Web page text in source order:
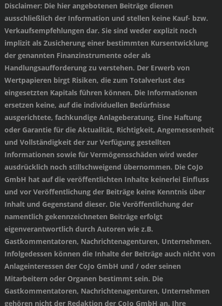
Disclaimer: Die hier angebotenen Beiträge dienen
ausschließlich der Information und stellen keine Kauf- bzw.
Verkaufsempfehlungen dar. Sie sind weder explizit noch
implizit als Zusicherung einer bestimmten Kursentwicklung
der genannten Finanzinstrumente oder als
Handlungsaufforderung zu verstehen. Der Erwerb von
Wertpapieren birgt Risiken, die zum Totalverlust des
eingesetzten Kapitals führen können. Die Informationen
ersetzen keine, auf die individuellen Bedürfnisse
ausgerichtete, fachkundige Anlageberatung. Eine Haftung
oder Garantie für die Aktualität, Richtigkeit, Angemessenheit
und Vollständigkeit der zur Verfügung gestellten
Informationen sowie für Vermögensschäden wird weder
ausdrücklich noch stillschweigend übernommen. Die CoJo
GmbH hat auf die veröffentlichten Inhalte keinerlei Einfluss
und vor Veröffentlichung der Beiträge keine Kenntnis über
Inhalt und Gegenstand dieser. Die Veröffentlichung der
namentlich gekennzeichneten Beiträge erfolgt
eigenverantwortlich durch Autoren wie z.B.
Gastkommentatoren, Nachrichtenagenturen, Unternehmen.
Infolgedessen können die Inhalte der Beiträge auch nicht von
Anlageinteressen der CoJo GmbH und / oder seinen
Mitarbeitern oder Organen bestimmt sein. Die
Gastkommentatoren, Nachrichtenagenturen, Unternehmen
gehören nicht der Redaktion der CoJo GmbH an. Ihre